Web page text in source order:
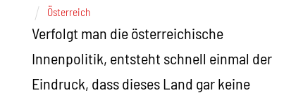
Österreich
Verfolgt man die österreichische
Innenpolitik, entsteht schnell einmal der
Eindruck, dass dieses Land gar keine